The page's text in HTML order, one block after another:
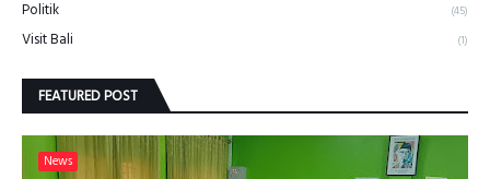
Politik (45)
Visit Bali (1)
FEATURED POST
News